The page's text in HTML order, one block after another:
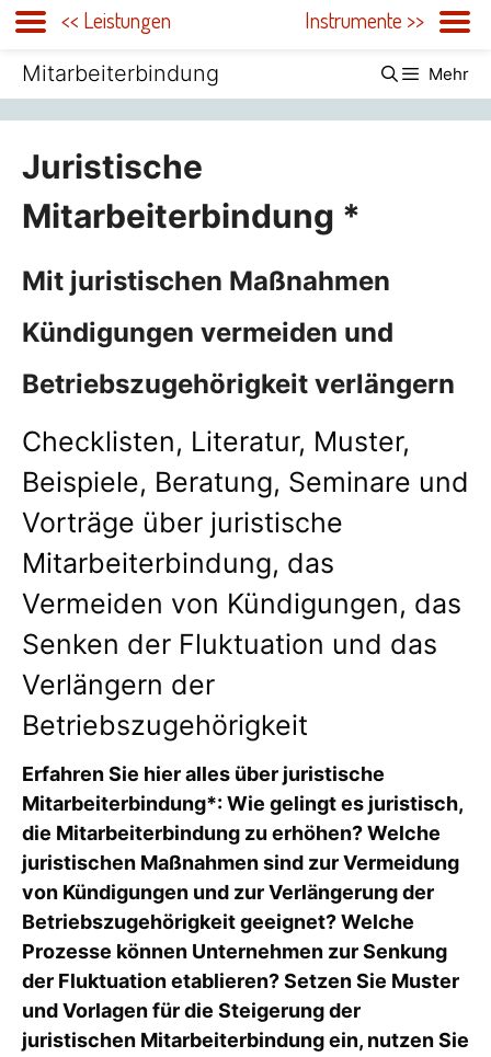
Zum
springen
Mitarbeiterbindung Mehr
Juristische
Mitarbeiterbindung *
Mit juristischen Maßnahmen
Kündigungen vermeiden und
Betriebszugehörigkeit verlängern
Checklisten, Literatur, Muster,
Beispiele, Beratung, Seminare und
Vorträge über juristische
Mitarbeiterbindung, das
Vermeiden von Kündigungen, das
Senken der Fluktuation und das
Verlängern der
Betriebszugehörigkeit
Erfahren Sie hier alles über juristische
Mitarbeiterbindung*: Wie gelingt es juristisch,
die Mitarbeiterbindung zu erhöhen? Welche
juristischen Maßnahmen sind zur Vermeidung
von Kündigungen und zur Verlängerung der
Betriebszugehörigkeit geeignet? Welche
Prozesse können Unternehmen zur Senkung
der Fluktuation etablieren? Setzen Sie Muster
und Vorlagen für die Steigerung der
juristischen Mitarbeiterbindung ein, nutzen Sie
<< Leistungen Instrumente >>